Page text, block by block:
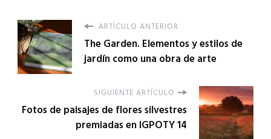
ARTÍCULO ANTERIOR
The Garden. Elementos y estilos de
jardín como una obra de arte
SIGUIENTE ARTÍCULO
Fotos de paisajes de flores silvestres
premiadas en IGPOTY 14